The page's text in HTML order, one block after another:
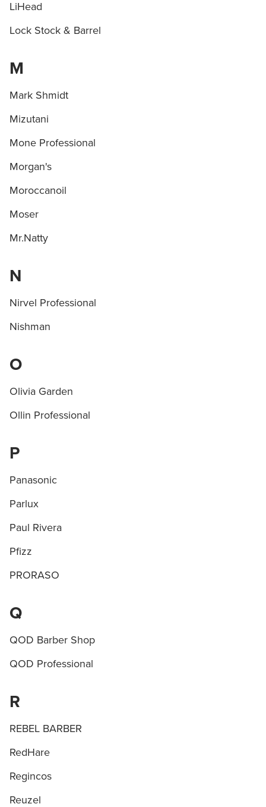
LiHead
Lock Stock & Barrel
M
Mark Shmidt
Mizutani
Mone Professional
Morgan's
Moroccanoil
Moser
Mr.Natty
N
Nirvel Professional
Nishman
O
Olivia Garden
Ollin Professional
P
Panasonic
Parlux
Paul Rivera
Pfizz
PRORASO
Q
QOD Barber Shop
QOD Professional
R
REBEL BARBER
RedHare
Regincos
Reuzel
Заяц–робот
смотреть товары и оформлять заказы — удобнее и